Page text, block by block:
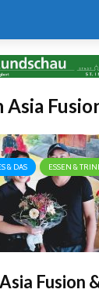
& DAS ESSEN &
Fusion